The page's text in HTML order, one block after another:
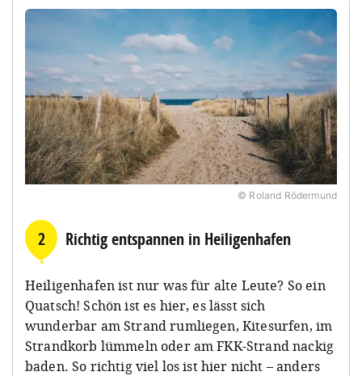
© Roland Rödermund
2 Richtig entspannen in Heiligenhafen
Heiligenhafen ist nur was für alte Leute? So ein
Quatsch! Schön ist es hier, es lässt sich
wunderbar am Strand rumliegen, Kitesurfen, im
Strandkorb lümmeln oder am FKK-Strand nackig
baden. So richtig viel los ist hier nicht – anders